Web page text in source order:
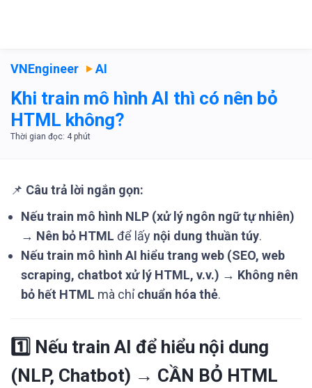
VNEngineer AI
Khi train mô hình AI thì có nên bỏ
HTML không?
📌 Câu trả lời ngắn gọn:
Nếu train mô hình NLP (xử lý ngôn ngữ tự nhiên)
→ Nên bỏ HTML để lấy nội dung thuần túy.
Nếu train mô hình AI hiểu trang web (SEO, web
scraping, chatbot xử lý HTML, v.v.) → Không nên
bỏ hết HTML mà chỉ chuẩn hóa thẻ.
1️⃣ Nếu train AI để hiểu nội dung
(NLP, Chatbot) → CẦN BỎ HTML